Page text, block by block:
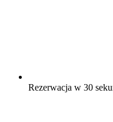
Rezerwacja w 30